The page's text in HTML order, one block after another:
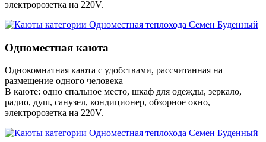
электророзетка на 220V.
Одноместная каюта
Однокомнатная каюта с удобствами, рассчитанная на
размещение одного человека
В каюте: одно спальное место, шкаф для одежды, зеркало,
радио, душ, санузел, кондиционер, обзорное окно,
электророзетка на 220V.